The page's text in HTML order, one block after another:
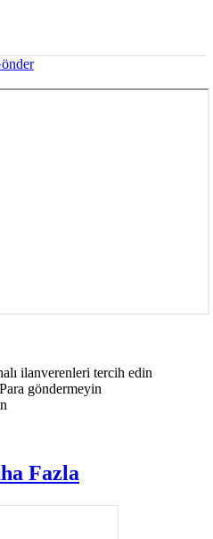
ilanverenleri tercih edin
göndermeyin
Fazla